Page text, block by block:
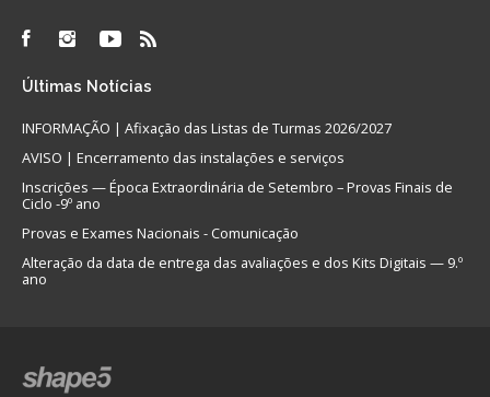
Últimas Notícias
INFORMAÇÃO | Afixação das Listas de Turmas 2026/2027
AVISO | Encerramento das instalações e serviços
Inscrições — Época Extraordinária de Setembro – Provas Finais de
Ciclo -9º ano
Provas e Exames Nacionais - Comunicação
Alteração da data de entrega das avaliações e dos Kits Digitais — 9.º
ano